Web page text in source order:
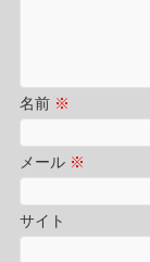
名前 ※
メール ※
サイト